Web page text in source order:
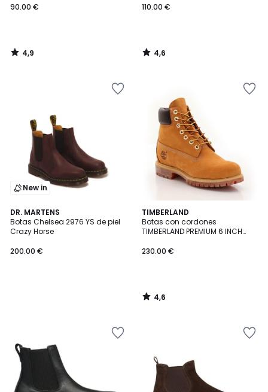
90.00 €
4,9
/
110.00 €
4,6
/
New in
DR. MARTENS
Botas Chelsea 2976 YS de piel
Crazy Horse
200.00 €
TIMBERLAND
Botas con cordones
TIMBERLAND PREMIUM 6 INCH
230.00 €
4,6
/ 5
4,6
/